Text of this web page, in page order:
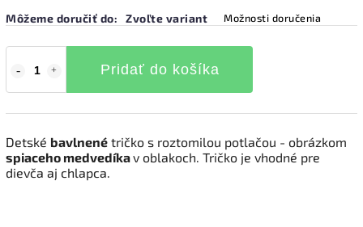
Môžeme doručiť do: Zvoľte variant Možnosti doručenia
Pridať do košíka
Detské bavlnené tričko s roztomilou potlačou - obrázkom
spiaceho medvedíkav oblakoch. Tričko je vhodné pre
dievča aj chlapca.